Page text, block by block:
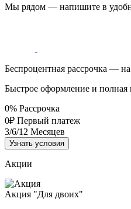
Мы рядом — напишите в
Беспроцентная рассрочка —
Быстрое оформление и полная
0% Рассрочка
0₽ Первый платеж
3/6/12 Месяцев
Узнать условия
Акции
Акция "Для двоих"